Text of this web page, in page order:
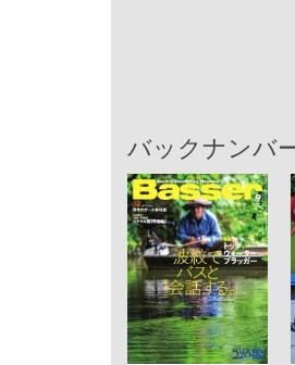
バックナンバ